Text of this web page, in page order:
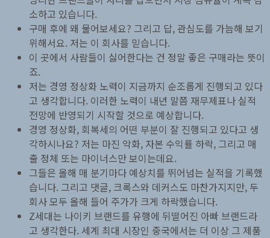
소하고 있습니다.
구매 후에 왜 물어보세요? 그리고 답, 관심도를 가늠해 보기
위해서요. 저는 이 회사를 믿습니다.
이 곳에서 사람들이 싫어한다는 건 정말 좋은 구매라는 뜻이
죠.
저는 경영 정상화 노력이 지금까지 순조롭게 진행되고 있다
고 생각합니다. 이러한 노력이 내년 말쯤 재무제표나 실적
전망에 반영되기 시작할 것으로 예상합니다.
경영 정상화, 회복세의 어떤 부분이 잘 진행되고 있다고 생
각하시나요? 저는 마진 악화, 자본 수익률 하락, 그리고 매
출 정체 또는 마이너스만 보이는데요.
그들은 올해 매 분기마다 예상치를 뛰어넘는 실적을 기록했
습니다. 그리고 댓글, 크록스와 데커스도 마찬가지지만, 두
회사 모두 올해 들어 주가가 크게 하락했습니다.
Z세대는 나이키 브랜드를 유행에 뒤떨어진 아빠 브랜드라
고 생각한다. 세계 최대 시장인 중국에서는 더 이상 그 제품